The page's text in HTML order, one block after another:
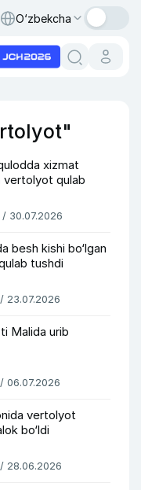
O‘zbekcha
xizmat
vertolyot qulab
30.07.2026
besh kishi bo‘lgan
tushdi
23.07.2026
Malida urib
06.07.2026
vertolyot
bo‘ldi
28.06.2026